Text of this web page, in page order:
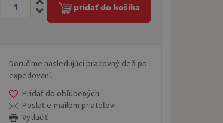
pridať do košíka
Doručíme nasledujúci pracovný deň po
expedovaní.
Pridať do obľúbených
Poslať e-mailom priateľovi
Vytlačiť